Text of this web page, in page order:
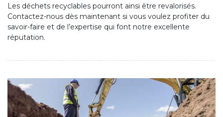
Les déchets recyclables pourront ainsi être revalorisés.
Contactez-nous dès maintenant si vous voulez profiter du
savoir-faire et de l’expertise qui font notre excellente
réputation.